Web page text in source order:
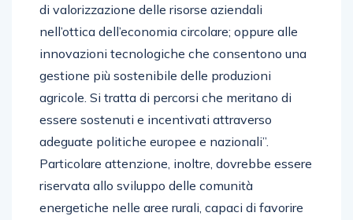
di valorizzazione delle risorse aziendali
nell’ottica dell’economia circolare; oppure alle
innovazioni tecnologiche che consentono una
gestione più sostenibile delle produzioni
agricole. Si tratta di percorsi che meritano di
essere sostenuti e incentivati attraverso
adeguate politiche europee e nazionali”.
Particolare attenzione, inoltre, dovrebbe essere
riservata allo sviluppo delle comunità
energetiche nelle aree rurali, capaci di favorire